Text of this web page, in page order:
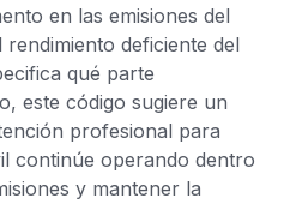
en las emisiones del
deficiente del
qué parte
este código sugiere un
profesional para
continúe operando dentro
y mantener la